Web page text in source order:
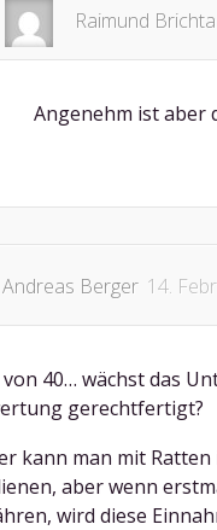
Raimund Brichta
Angenehm ist aber
Andreas Berger 14.
von 40… wächst das
gerechtfertigt?
kann man mit
aber wenn
wird diese